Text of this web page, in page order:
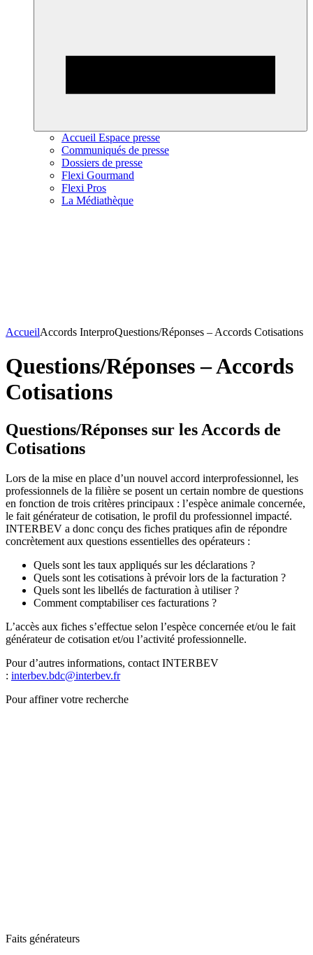
Accueil Espace presse
Communiqués de presse
Dossiers de presse
Flexi Gourmand
Flexi Pros
La Médiathèque
AccueilAccords InterproQuestions/Réponses – Accords Cotisations
Questions/Réponses – Accords
Cotisations
Questions/Réponses sur les Accords de
Cotisations
Lors de la mise en place d’un nouvel accord interprofessionnel, les
professionnels de la filière se posent un certain nombre de questions
en fonction de trois critères principaux : l’espèce animale concernée,
le fait générateur de cotisation, le profil du professionnel impacté.
INTERBEV a donc conçu des fiches pratiques afin de répondre
concrètement aux questions essentielles des opérateurs :
Quels sont les taux appliqués sur les déclarations ?
Quels sont les cotisations à prévoir lors de la facturation ?
Quels sont les libellés de facturation à utiliser ?
Comment comptabiliser ces facturations ?
L’accès aux fiches s’effectue selon l’espèce concernée et/ou le fait
générateur de cotisation et/ou l’activité professionnelle.
Pour d’autres informations, contact INTERBEV
: interbev.bdc@interbev.fr
Pour affiner votre recherche
Faits générateurs